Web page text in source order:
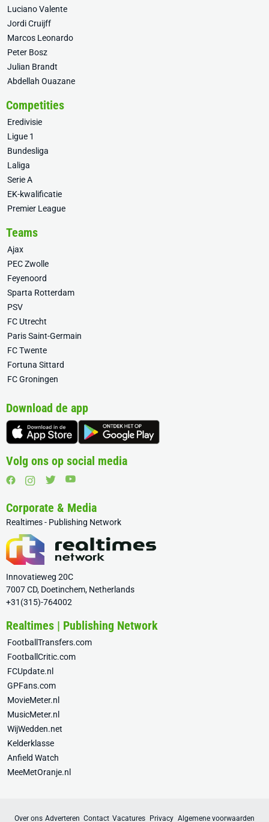
Luciano Valente
Jordi Cruijff
Marcos Leonardo
Peter Bosz
Julian Brandt
Abdellah Ouazane
Competities
Eredivisie
Ligue 1
Bundesliga
Laliga
Serie A
EK-kwalificatie
Premier League
Teams
Ajax
PEC Zwolle
Feyenoord
Sparta Rotterdam
PSV
FC Utrecht
Paris Saint-Germain
FC Twente
Fortuna Sittard
FC Groningen
Download de app
Volg ons op social media
Corporate & Media
Realtimes - Publishing Network
Innovatieweg 20C
7007 CD, Doetinchem, Netherlands
+31(315)-764002
Realtimes | Publishing Network
FootballTransfers.com
FootballCritic.com
FCUpdate.nl
GPFans.com
MovieMeter.nl
MusicMeter.nl
WijWedden.net
Kelderklasse
Anfield Watch
MeeMetOranje.nl
Over ons Adverteren Contact Vacatures Privacy Algemene voorwaarden